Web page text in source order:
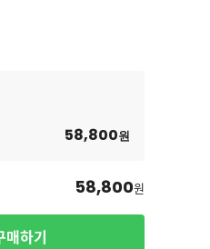
58,800원
58,800원
매하기